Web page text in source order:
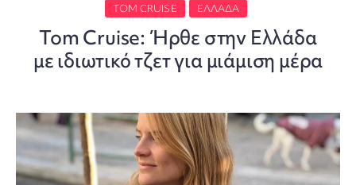
TOM CRUISE ΕΛΛΆΔΑ
Tom Cruise: Ήρθε στην Ελλάδα
με ιδιωτικό τζετ για μιάμιση μέρα